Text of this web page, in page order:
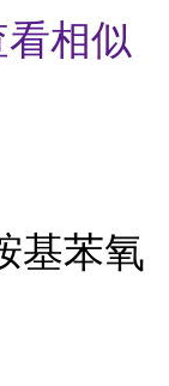
看相似
基苯氧